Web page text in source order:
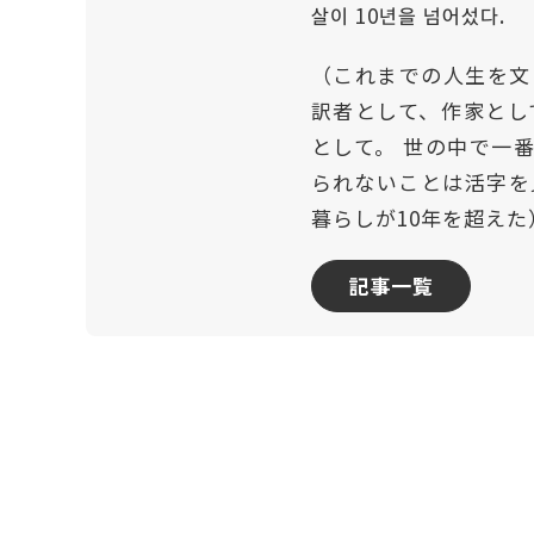
살이 10년을 넘어섰다.
（これまでの人生を
訳者として、作家と
として。 世の中で一
られないことは活字
暮らしが10年を超えた
記事一覧